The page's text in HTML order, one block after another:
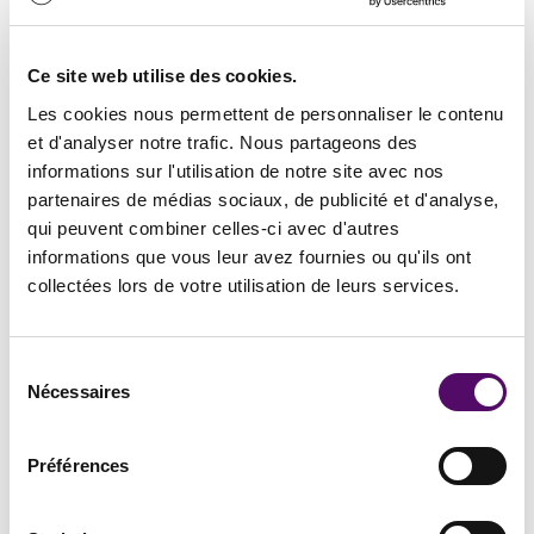
Ce site web utilise des cookies.
Les cookies nous permettent de personnaliser le contenu
et d'analyser notre trafic. Nous partageons des
informations sur l'utilisation de notre site avec nos
partenaires de médias sociaux, de publicité et d'analyse,
qui peuvent combiner celles-ci avec d'autres
informations que vous leur avez fournies ou qu'ils ont
collectées lors de votre utilisation de leurs services.
Nécessaires
Préférences
LesCGV sont obligatoiresdès lors quel’application
abonnementoul’achat d’un produit
Elles encadrent la relation commerciale entre l’éditeur de
l’application et l’utilisateur, et doivent être disponibles
avant tout acte d’achat.
Dans une logique B2C, lesCGVdoivent comporter
toutes les informations prévues par leCode de la
consommation: caractéristiques essentielles du
livraison ou d’exécution, garanties applicables, droit de
Des clauses spécifiques à prévoir selon votre modèle